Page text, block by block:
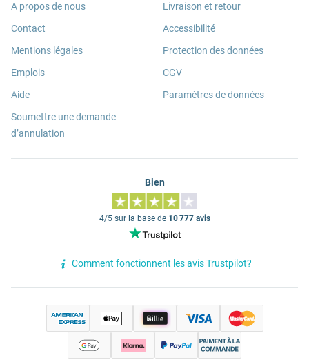
A propos de nous
Contact
Mentions légales
Emplois
Aide
Soumettre une demande
d’annulation
Livraison et retour
Accessibilité
Protection des données
CGV
Paramètres de données
Bien
4/5 sur la base de 10 777 avis
Comment fonctionnent les avis Trustpilot?